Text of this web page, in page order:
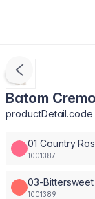
Batom
productDetail.code
01 Country
1001387
03-Bittersweet
1001389